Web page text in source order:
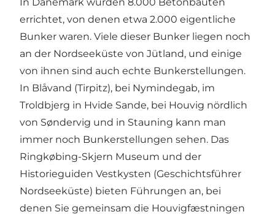
errichtet, von denen etwa 2.000 eigentliche
Bunker waren. Viele dieser Bunker liegen noch
an der Nordseeküste von Jütland, und einige
von ihnen sind auch echte Bunkerstellungen.
In Blåvand (Tirpitz), bei Nymindegab, im
Troldbjerg in Hvide Sande, bei Houvig nördlich
von Søndervig und in Stauning kann man
immer noch Bunkerstellungen sehen. Das
Ringkøbing-Skjern Museum und der
Historieguiden Vestkysten (Geschichtsführer
Nordseeküste) bieten Führungen an, bei
denen Sie gemeinsam die Houvigfæstningen